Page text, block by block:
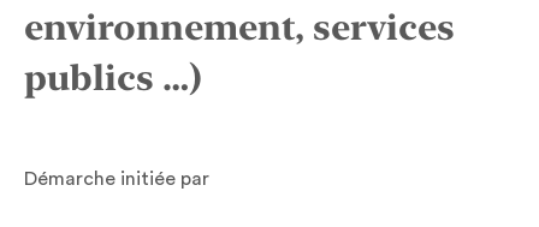
environnement, services
publics …)
Démarche initiée par